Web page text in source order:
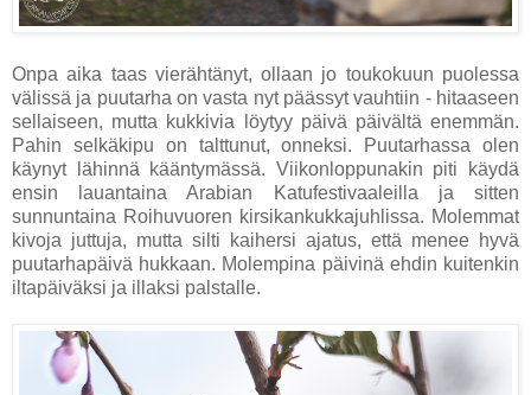
Onpa aika taas vierähtänyt, ollaan jo toukokuun puolessa
välissä ja puutarha on vasta nyt päässyt vauhtiin - hitaaseen
sellaiseen, mutta kukkivia löytyy päivä päivältä enemmän.
Pahin selkäkipu on talttunut, onneksi. Puutarhassa olen
käynyt lähinnä kääntymässä. Viikonloppunakin piti käydä
ensin lauantaina Arabian Katufestivaaleilla ja sitten
sunnuntaina Roihuvuoren kirsikankukkajuhlissa. Molemmat
kivoja juttuja, mutta silti kaihersi ajatus, että menee hyvä
puutarhapäivä hukkaan. Molempina päivinä ehdin kuitenkin
iltapäiväksi ja illaksi palstalle.